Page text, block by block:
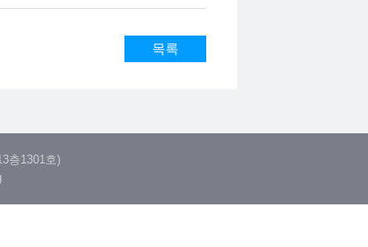
목록
층1301호)